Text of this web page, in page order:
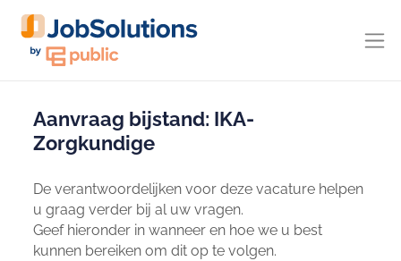
Aanvraag bijstand: IKA-
Zorgkundige
De verantwoordelijken voor deze vacature helpen
u graag verder bij al uw vragen.
Geef hieronder in wanneer en hoe we u best
kunnen bereiken om dit op te volgen.